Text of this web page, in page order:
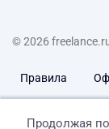
© 2026
Правила
Продолжая